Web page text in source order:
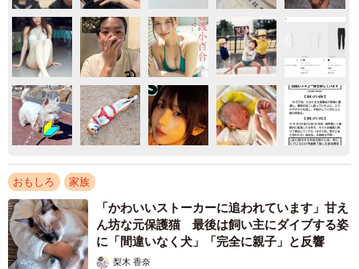
おもしろ 家族
「かわいいストーカーに追われています」甘え
ん坊な元保護猫 最後は飼い主にダイブする姿
に「間違いなく犬」「完全に親子」と反響
梨木 香奈